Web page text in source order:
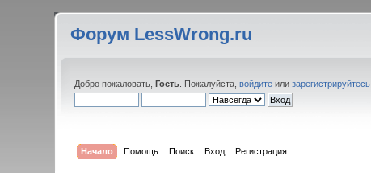
Форум LessWrong.ru
Добро пожаловать,Гость . Пожалуйста,войдите илизарегистрируйтесь
Начало Помощь Поиск Вход Регистрация